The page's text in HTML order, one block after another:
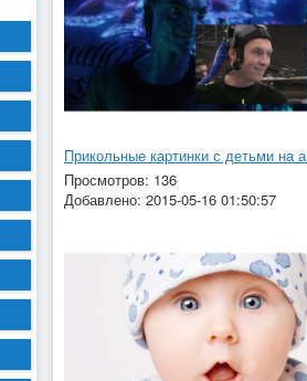
Просмотров: 136
Добавлено: 2015-05-16 01:50:57